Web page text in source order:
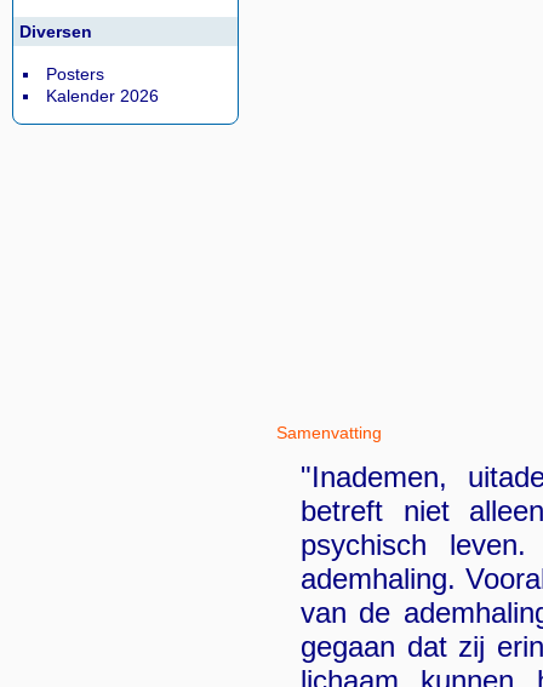
Diversen
Posters
Kalender 2026
Samenvatting
"Inademen,
betreft niet
psychisch
ademhaling.
van de
gegaan dat zij
lichaam kunnen